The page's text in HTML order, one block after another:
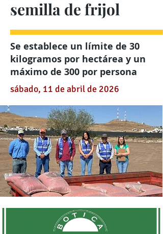
semilla de frijol
Se establece un límite de 30
kilogramos por hectárea y un
máximo de 300 por persona
sábado, 11 de abril de 2026